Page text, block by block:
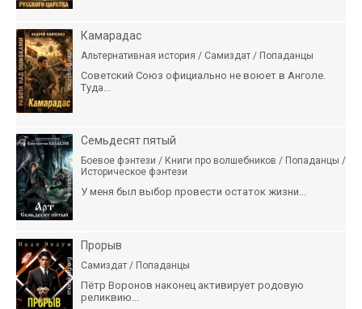
Камарадас
Альтернативная история / Самиздат / Попаданцы
Советский Союз официально не воюет в Анголе.
Туда...
Семьдесят пятый
Боевое фэнтези / Книги про волшебников / Попаданцы /
Историческое фэнтези
У меня был выбор провести остаток жизни...
Прорыв
Самиздат / Попаданцы
Пётр Воронов наконец активирует родовую
реликвию...